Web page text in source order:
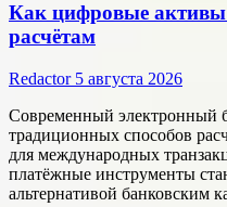
Как цифровые
расчётам
Redactor 5 августа 2026
Современный электронный
традиционных способов
для международных
платёжные инструменты
альтернативой банковским